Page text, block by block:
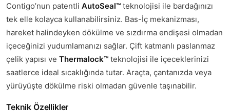
Contigo’nun patentli AutoSeal™ teknolojisi ile bardağınızı
tek elle kolayca kullanabilirsiniz. Bas-İç mekanizması,
hareket halindeyken dökülme ve sızdırma endişesi olmadan
içeceğinizi yudumlamanızı sağlar. Çift katmanlı paslanmaz
çelik yapısı ve Thermalock™ teknolojisi ile içeceklerinizi
saatlerce ideal sıcaklığında tutar. Araçta, çantanızda veya
yürüyüşte dökülme riski olmadan güvenle taşınabilir.
Teknik Özellikler